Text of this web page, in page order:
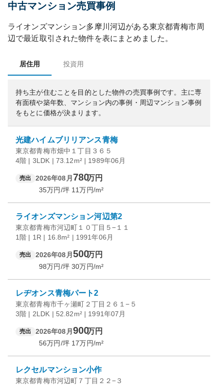
中古マンション売買事例
ライオンズマンション多摩川河辺 がある東京都青梅市周
辺で最近取引された物件を表にまとめました。
居住用 投資用
持ち主が住むことを目的とした物件の売買事例です。 主に専
有面積や築年数、マンション内の事例・周辺マンション事例
をもとに価格が決まります。
光建ハイムブリリアンス青梅
東京都青梅市畑中１丁目３６５
4階 | 3LDK | 73.12m² | 1989年06月
売出 2026年08月 780万円
35万円/坪 11万円/m²
ライオンズマンション河辺第2
東京都青梅市河辺町１０丁目５−１１
1階 | 1R | 16.8m² | 1991年06月
売出 2026年08月 500万円
98万円/坪 30万円/m²
レヂオンス青梅パート2
東京都青梅市千ヶ瀬町２丁目２６１−５
3階 | 2LDK | 52.82m² | 1991年07月
売出 2026年08月 900万円
56万円/坪 17万円/m²
レクセルマンション小作
東京都青梅市河辺町７丁目２２−３